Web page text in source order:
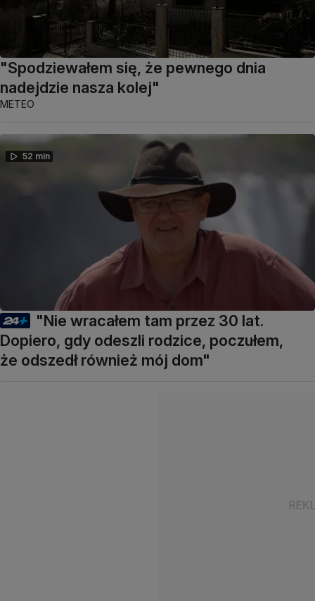
"Spodziewałem się, że pewnego dnia
nadejdzie nasza kolej"
METEO
52 min
"Nie wracałem tam przez 30 lat.
Dopiero, gdy odeszli rodzice, poczułem,
że odszedł również mój dom"